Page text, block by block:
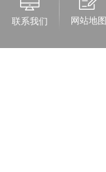
联系我们 网站地图